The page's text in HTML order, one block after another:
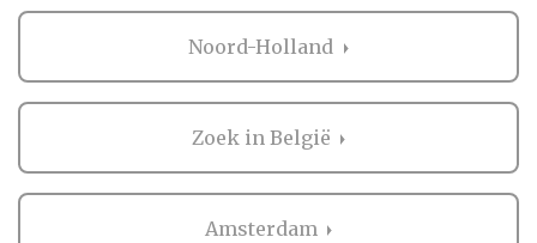
Voor zowel Bruiloft muziek als vele andere
onderdelen voor de bruiloft kan je op
Trouwen.nl veel inspiratie vinden. En heb je
iets gezien dat je aanspreekt? Dan kan je
direct contact opnemen bij de professional
Noord-Holland
Zoek in België
Amsterdam